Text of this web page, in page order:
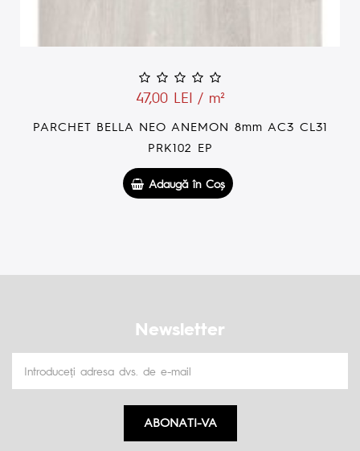
CL31
47,00 LEI / m²
PARCHET BELLA ANITA 8X191X1200
Adaugă în Coş
Newsletter
ABONATI-VA